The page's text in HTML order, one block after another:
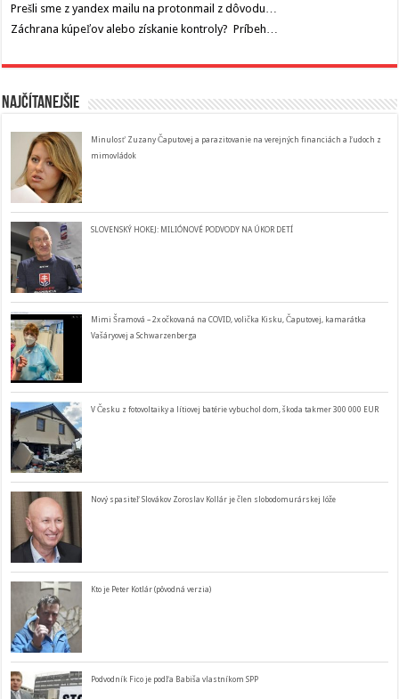
Prešli sme z yandex mailu na protonmail z dôvodu…
Záchrana kúpeľov alebo získanie kontroly? Príbeh…
Najčítanejšie
Minulosť Zuzany Čaputovej a parazitovanie na verejných financiách a ľudoch z
mimovládok
SLOVENSKÝ HOKEJ: MILIÓNOVÉ PODVODY NA ÚKOR DETÍ
Mimi Šramová – 2x očkovaná na COVID, volička Kisku, Čaputovej, kamarátka
Vašáryovej a Schwarzenberga
V Česku z fotovoltaiky a lítiovej batérie vybuchol dom, škoda takmer 300 000 EUR
Nový spasiteľ Slovákov Zoroslav Kollár je člen slobodomurárskej lóže
Kto je Peter Kotlár (pôvodná verzia)
Podvodník Fico je podľa Babiša vlastníkom SPP